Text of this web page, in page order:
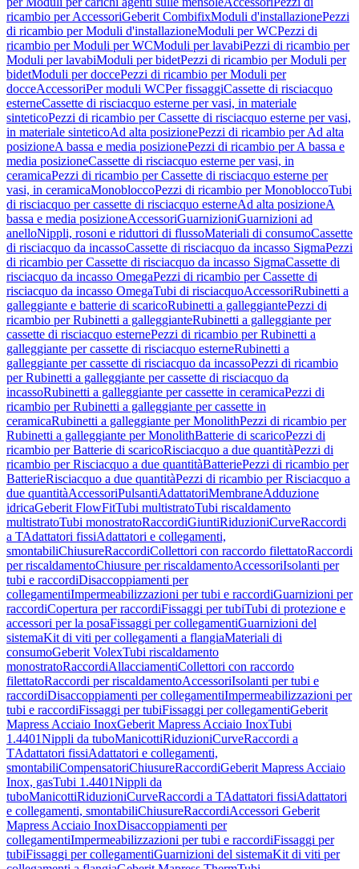
ricambio per AccessoriGeberit CombifixModuli d'installazionePezzi
di ricambio per Moduli d'installazioneModuli per WCPezzi di
ricambio per Moduli per WCModuli per lavabiPezzi di ricambio per
Moduli per lavabiModuli per bidetPezzi di ricambio per Moduli per
bidetModuli per doccePezzi di ricambio per Moduli per
docceAccessoriPer moduli WCPer fissaggiCassette di risciacquo
esterneCassette di risciacquo esterne per vasi, in materiale
sinteticoPezzi di ricambio per Cassette di risciacquo esterne per vasi,
in materiale sinteticoAd alta posizionePezzi di ricambio per Ad alta
posizioneA bassa e media posizionePezzi di ricambio per A bassa e
media posizioneCassette di risciacquo esterne per vasi, in
ceramicaPezzi di ricambio per Cassette di risciacquo esterne per
vasi, in ceramicaMonobloccoPezzi di ricambio per MonobloccoTubi
di risciacquo per cassette di risciacquo esterneAd alta posizioneA
bassa e media posizioneAccessoriGuarnizioniGuarnizioni ad
anelloNippli, rosoni e riduttori di flussoMateriali di consumoCassette
di risciacquo da incassoCassette di risciacquo da incasso SigmaPezzi
di ricambio per Cassette di risciacquo da incasso SigmaCassette di
risciacquo da incasso OmegaPezzi di ricambio per Cassette di
risciacquo da incasso OmegaTubi di risciacquoAccessoriRubinetti a
galleggiante e batterie di scaricoRubinetti a galleggiantePezzi di
ricambio per Rubinetti a galleggianteRubinetti a galleggiante per
cassette di risciacquo esternePezzi di ricambio per Rubinetti a
galleggiante per cassette di risciacquo esterneRubinetti a
galleggiante per cassette di risciacquo da incassoPezzi di ricambio
per Rubinetti a galleggiante per cassette di risciacquo da
incassoRubinetti a galleggiante per cassette in ceramicaPezzi di
ricambio per Rubinetti a galleggiante per cassette in
ceramicaRubinetti a galleggiante per MonolithPezzi di ricambio per
Rubinetti a galleggiante per MonolithBatterie di scaricoPezzi di
ricambio per Batterie di scaricoRisciacquo a due quantitàPezzi di
ricambio per Risciacquo a due quantitàBatteriePezzi di ricambio per
BatterieRisciacquo a due quantitàPezzi di ricambio per Risciacquo a
due quantitàAccessoriPulsantiAdattatoriMembraneAdduzione
idricaGeberit FlowFitTubi multistratoTubi riscaldamento
multistratoTubi monostratoRaccordiGiuntiRiduzioniCurveRaccordi
a TAdattatori fissiAdattatori e collegamenti,
smontabiliChiusureRaccordiCollettori con raccordo filettatoRaccordi
per riscaldamentoChiusure per riscaldamentoAccessoriIsolanti per
tubi e raccordiDisaccoppiamenti per
collegamentiImpermeabilizzazioni per tubi e raccordiGuarnizioni per
raccordiCopertura per raccordiFissaggi per tubiTubi di protezione e
accessori per la posaFissaggi per collegamentiGuarnizioni del
sistemaKit di viti per collegamenti a flangiaMateriali di
consumoGeberit VolexTubi riscaldamento
monostratoRaccordiAllacciamentiCollettori con raccordo
filettatoRaccordi per riscaldamentoAccessoriIsolanti per tubi e
raccordiDisaccoppiamenti per collegamentiImpermeabilizzazioni per
tubi e raccordiFissaggi per tubiFissaggi per collegamentiGeberit
Mapress Acciaio InoxGeberit Mapress Acciaio InoxTubi
1.4401Nippli da tuboManicottiRiduzioniCurveRaccordi a
TAdattatori fissiAdattatori e collegamenti,
smontabiliCompensatoriChiusureRaccordiGeberit Mapress Acciaio
Inox, gasTubi 1.4401Nippli da
tuboManicottiRiduzioniCurveRaccordi a TAdattatori fissiAdattatori
e collegamenti, smontabiliChiusureRaccordiAccessori Geberit
Mapress Acciaio InoxDisaccoppiamenti per
collegamentiImpermeabilizzazioni per tubi e raccordiFissaggi per
tubiFissaggi per collegamentiGuarnizioni del sistemaKit di viti per